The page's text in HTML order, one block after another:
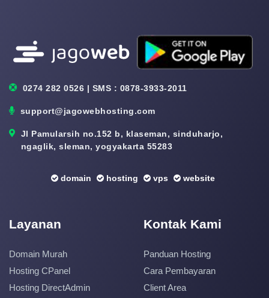
0274 282 0526 | SMS : 0878-3933-2011
support@jagowebhosting.com
Jl Pamularsih no.152 b, klaseman, sinduharjo,
ngaglik, sleman, yogyakarta 55283
domain hosting vps website
Layanan
Domain Murah
Hosting CPanel
Hosting DirectAdmin
Kontak Kami
Panduan Hosting
Cara Pembayaran
Client Area